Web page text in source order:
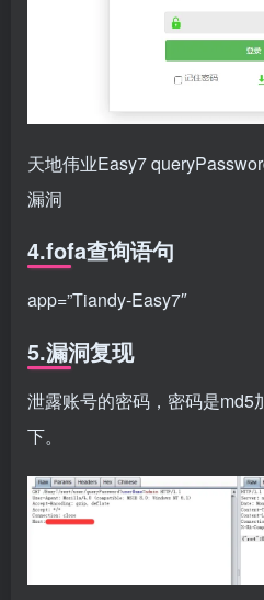
天地伟业Easy7
漏洞
4.fofa查询语句
app=”Tiandy-Easy7″
5.漏洞复现
泄露账号的密码，密码是md5
下。